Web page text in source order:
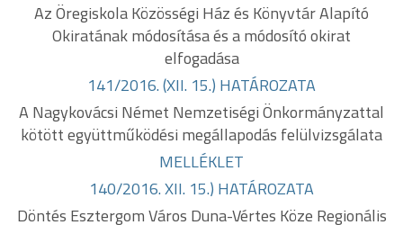
Az Öregiskola Közösségi Ház és Könyvtár Alapító
Okiratának módosítása és a módosító okirat
elfogadása
141/2016. (XII. 15.) HATÁROZATA
A Nagykovácsi Német Nemzetiségi Önkormányzattal
kötött együttműködési megállapodás felülvizsgálata
MELLÉKLET
140/2016. XII. 15.) HATÁROZATA
Döntés Esztergom Város Duna-Vértes Köze Regionális